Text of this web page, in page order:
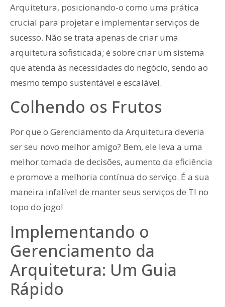
Arquitetura, posicionando-o como uma prática
crucial para projetar e implementar serviços de
sucesso. Não se trata apenas de criar uma
arquitetura sofisticada; é sobre criar um sistema
que atenda às necessidades do negócio, sendo ao
mesmo tempo sustentável e escalável.
Colhendo os Frutos
Por que o Gerenciamento da Arquitetura deveria
ser seu novo melhor amigo? Bem, ele leva a uma
melhor tomada de decisões, aumento da eficiência
e promove a melhoria contínua do serviço. É a sua
maneira infalível de manter seus serviços de TI no
topo do jogo!
Implementando o
Gerenciamento da
Arquitetura: Um Guia
Rápido